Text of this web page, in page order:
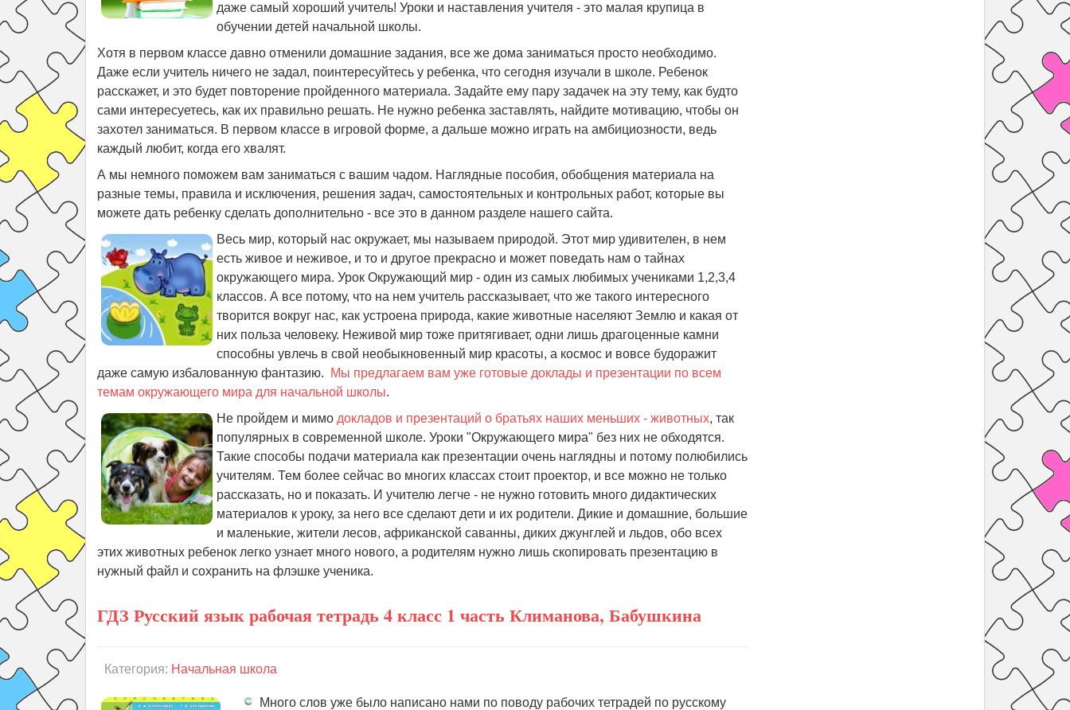
даже самый хороший учитель! Уроки и наставления учителя - это малая крупица в
обучении детей начальной школы.
Хотя в первом классе давно отменили домашние задания, все же дома заниматься просто необходимо.
Даже если учитель ничего не задал, поинтересуйтесь у ребенка, что сегодня изучали в школе. Ребенок
расскажет, и это будет повторение пройденного материала. Задайте ему пару задачек на эту тему, как будто
сами интересуетесь, как их правильно решать. Не нужно ребенка заставлять, найдите мотивацию, чтобы он
захотел заниматься. В первом классе в игровой форме, а дальше можно играть на амбициозности, ведь
каждый любит, когда его хвалят.
А мы немного поможем вам заниматься с вашим чадом. Наглядные пособия, обобщения материала на
разные темы, правила и исключения, решения задач, самостоятельных и контрольных работ, которые вы
можете дать ребенку сделать дополнительно - все это в данном разделе нашего сайта.
Весь мир, который нас окружает, мы называем природой. Этот мир удивителен, в нем
есть живое и неживое, и то и другое прекрасно и может поведать нам о тайнах
окружающего мира. Урок Окружающий мир - один из самых любимых учениками 1,2,3,4
классов. А все потому, что на нем учитель рассказывает, что же такого интересного
творится вокруг нас, как устроена природа, какие животные населяют Землю и какая от
них польза человеку. Неживой мир тоже притягивает, одни лишь драгоценные камни
способны увлечь в свой необыкновенный мир красоты, а космос и вовсе будоражит
даже самую избалованную фантазию.
Мы предлагаем вам уже готовые доклады и презентации по всем
темам окружающего мира для начальной школы.
Не пройдем и мимо докладов и презентаций о братьях наших меньших - животных, так
популярных в современной школе. Уроки "Окружающего мира" без них не обходятся.
Такие способы подачи материала как презентации очень наглядны и потому полюбились
учителям. Тем более сейчас во многих классах стоит проектор, и все можно не только
рассказать, но и показать. И учителю легче - не нужно готовить много дидактических
материалов к уроку, за него все сделают дети и их родители. Дикие и домашние, большие
и маленькие, жители лесов, африканской саванны, диких джунглей и льдов, обо всех
этих животных ребенок легко узнает много нового, а родителям нужно лишь скопировать презентацию в
нужный файл и сохранить на флэшке ученика.
ГДЗ Русский язык рабочая тетрадь 4 класс 1 часть Климанова, Бабушкина
Категория: Начальная школа
Много слов уже было написано нами по поводу рабочих тетрадей по русскому